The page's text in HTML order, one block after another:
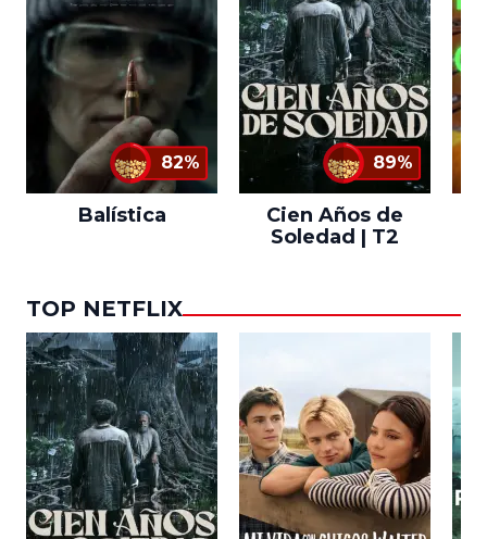
82%
Balística
89%
Cien Años de
Soledad | T2
TOP NETFLIX